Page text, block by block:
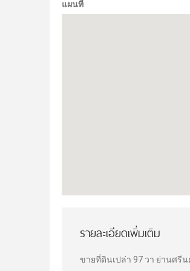
แผนที
รายละเอียดเพิ่มเติม
ขายที่ดินเปล่า 97 วา ย่านศรี